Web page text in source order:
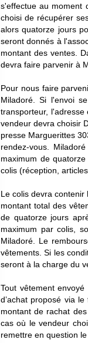
s'effectue au moment
choisi de récupérer
alors quatorze jours
seront donnés à
montant des ventes.
devra faire parvenir à
Pour nous faire
Miladoré. Si l'envoi
transporteur,
vendeur devra choisir
presse Marguerittes
rendez-vous.
maximum de
colis (réception,
Le colis devra
montant total des
de quatorze jours
maximum par colis,
Miladoré. Le
vêtements. Si les
seront à la charge du
Tout vêtement
d’achat proposé via
montant de rachat
cas où le vendeur
remettre en question